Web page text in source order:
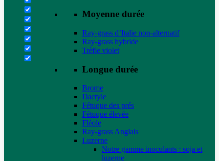
Moyenne durée
Ray-grass d’Italie non-alternatif
Ray-grass hybride
Trèfle violet
Longue durée
Brome
Dactyle
Fétuque des prés
Fétuque élevée
Fléole
Ray-grass Anglais
Luzerne
Notre gamme inoculants : soja et
luzerne